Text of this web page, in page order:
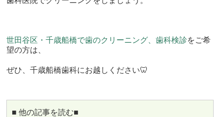
世田谷区・千歳船橋で歯のクリーニング、歯科検診をご希
望の方は、
ぜひ、千歳船橋歯科にお越しください🦷
■ 他の記事を読む■